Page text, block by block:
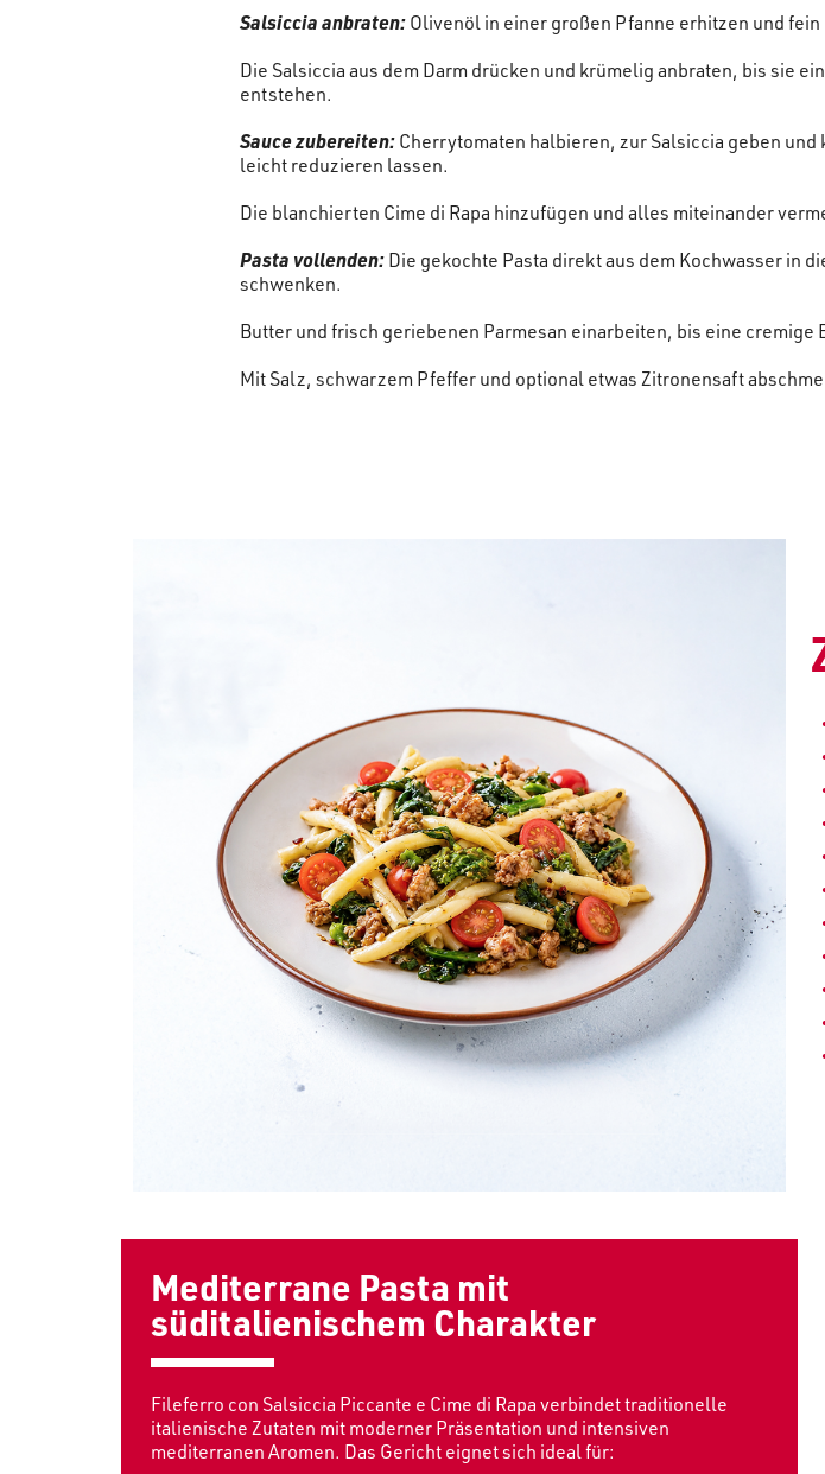
Salsiccia anbraten:Olivenöl in einer großen Pfanne erhitzen und
Die Salsiccia aus dem Darm drücken und krümelig anbraten, bis sie
entstehen.
Sauce zubereiten:Cherrytomaten halbieren, zur Salsiccia geben
leicht reduzieren lassen.
Die blanchierten Cime di Rapa hinzufügen und alles miteinander
Pasta vollenden:Die gekochte Pasta direkt aus dem Kochwasser in
schwenken.
Butter und frisch geriebenen Parmesan einarbeiten, bis eine cremige
Mit Salz, schwarzem Pfeffer und optional etwas Zitronensaft
Mediterrane Pasta mit
süditalienischem Charakter
Fileferro con Salsiccia Piccante e Cime di Rapa verbindet traditionelle
italienische Zutaten mit moderner Präsentation und intensiven
mediterranen Aromen. Das Gericht eignet sich ideal für: